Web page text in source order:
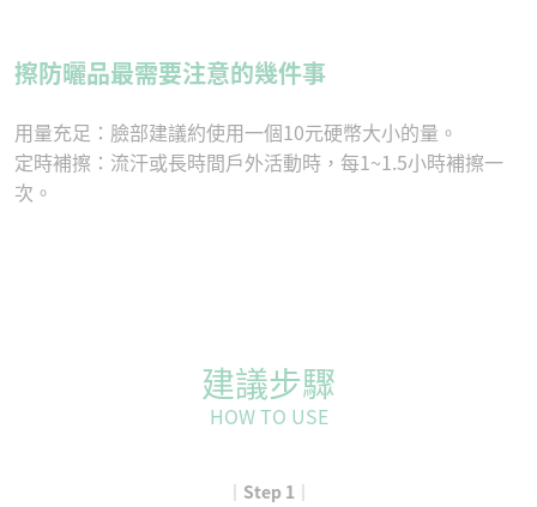
擦防曬品最需要注意的幾件事
用量充足：臉部建議約使用一個10元硬幣大小的量。
定時補擦：流汗或長時間戶外活動時，每1~1.5小時補擦一
次。
建議步驟
HOW TO USE
｜Step 1｜